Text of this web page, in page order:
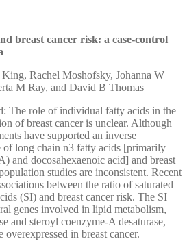
breast cancer risk: a case-control
Rachel Moshofsky, Johanna W
M Ray, and David B Thomas
The role of individual fatty acids in the
of breast cancer is unclear. Although
have supported an inverse
of long chain n3 fatty acids [primarily
and docosahexaenoic acid] and breast
studies are inconsistent. Recent
between the ratio of saturated
(SI) and breast cancer risk. The SI
genes involved in lipid metabolism,
and steroyl coenzyme-A desaturase,
in breast cancer.